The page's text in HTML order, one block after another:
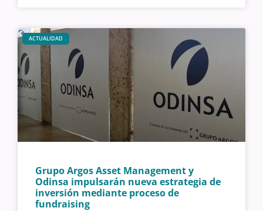
ACTUALIDAD
Grupo Argos Asset Management y
Odinsa impulsarán nueva estrategia de
inversión mediante proceso de
fundraising